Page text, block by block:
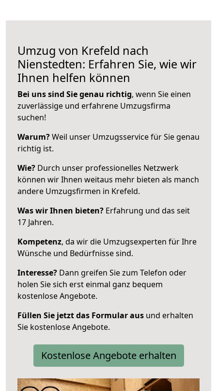
Umzug von Krefeld nach
Nienstedten: Erfahren Sie, wie wir
Ihnen helfen können
Bei uns sind Sie genau richtig, wenn Sie einen
zuverlässige und erfahrene Umzugsfirma
suchen!
Warum?Weil unser Umzugsservice für Sie genau
richtig ist.
Wie? Durch unser professionelles Netzwerk
können wir Ihnen weitaus mehr bieten als manch
andere Umzugsfirmen in Krefeld.
Was wir Ihnen bieten? Erfahrung und das seit
17 Jahren.
Kompetenz, da wir die Umzugsexperten für Ihre
Wünsche und Bedürfnisse sind.
Interesse? Dann greifen Sie zum Telefon oder
holen Sie sich erst einmal ganz bequem
kostenlose Angebote.
Füllen Sie jetzt das Formular aus und erhalten
Sie kostenlose Angebote.
Kostenlose Angebote erhalten